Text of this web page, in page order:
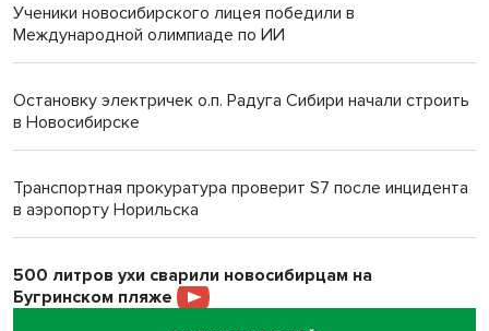
Ученики новосибирского лицея победили в
Международной олимпиаде по ИИ
Остановку электричек о.п. Радуга Сибири начали строить
в Новосибирске
Транспортная прокуратура проверит S7 после инцидента
в аэропорту Норильска
500 литров ухи сварили новосибирцам на
Бугринском пляже